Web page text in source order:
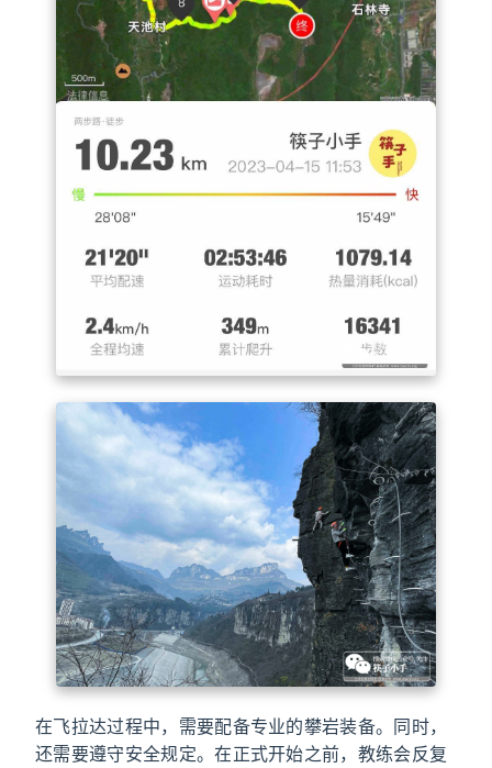
在飞拉达过程中，需要配备专业的攀岩装备。同时，
还需要遵守安全规定。在正式开始之前，教练会反复